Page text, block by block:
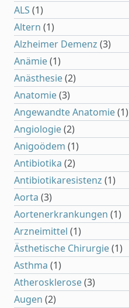
ALS (1)
Altern (1)
Alzheimer Demenz (3)
Anämie(1)
Anästhesie(2)
Anatomie(3)
Angewandte Anatomie(1)
Angiologie(2)
Anigoödem (1)
Antibiotika (2)
Antibiotikaresistenz (1)
Aorta (3)
Aortenerkrankungen (1)
Arzneimittel (1)
Ästhetische Chirurgie(1)
Asthma (1)
Atherosklerose(3)
Augen (2)